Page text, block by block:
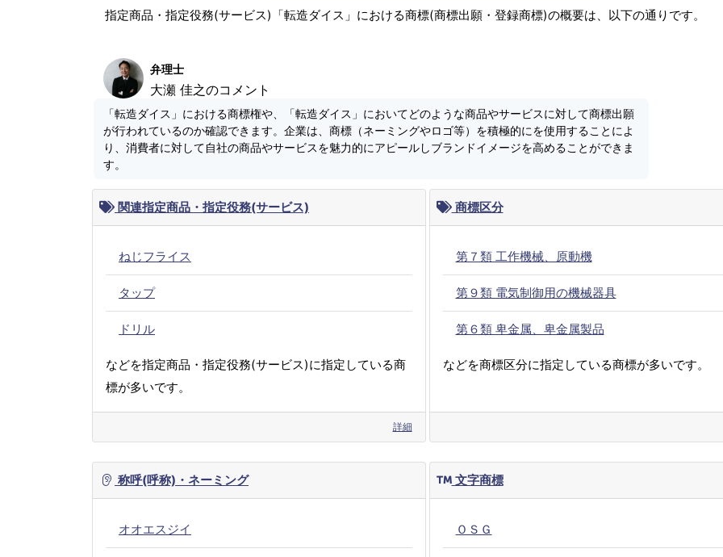
指定商品・指定役務(サービス)「転造ダイス」における商標(商標出願・登録商標)の概要は、以下の通りです。
弁理士
大瀬 佳之のコメント
「転造ダイス」における商標権や、「転造ダイス」においてどのような商品やサービスに対して商標出願
が行われているのか確認できます。企業は、商標（ネーミングやロゴ等）を積極的にを使用することによ
り、消費者に対して自社の商品やサービスを魅力的にアピールしブランドイメージを高めることができま
す。
関連指定商品・指定役務(サービス)
ねじフライス
タップ
ドリル
などを指定商品・指定役務(サービス)に指定している商
標が多いです。
詳細
商標区分
第７類 工作機械、原動機
第９類 電気制御用の機械器具
第６類 卑金属、卑金属製品
などを商標区分に指定している商標が多いです。
称呼(呼称)・ネーミング
オオエスジイ
文字商標
ＯＳＧ